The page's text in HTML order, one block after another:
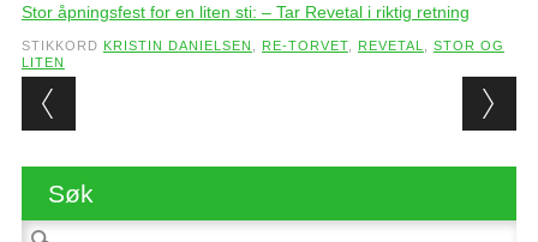
Stor åpningsfest for en liten sti: – Tar Revetal i riktig retning
STIKKORD KRISTIN DANIELSEN , RE-TORVET, REVETAL, STOR OG
LITEN
Post navigation
Søk
Søk etter: